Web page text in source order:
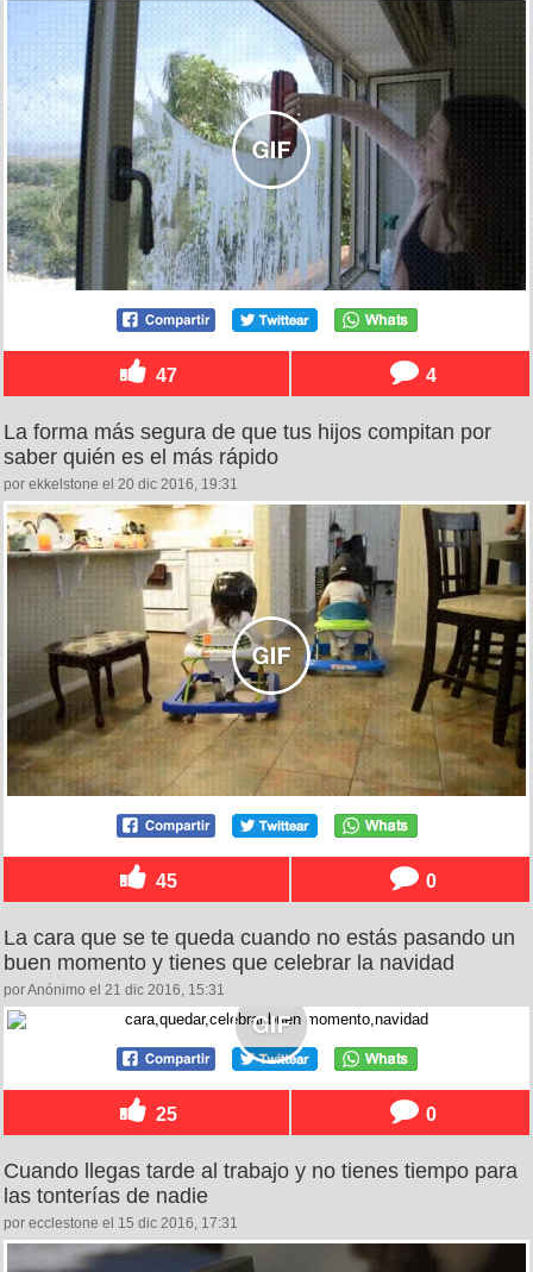
47 4
La forma más segura de que tus hijos compitan por
saber quién es el más rápido
por ekkelstone el 20 dic 2016, 19:31
45 0
La cara que se te queda cuando no estás pasando un
buen momento y tienes que celebrar la navidad
por Anónimo el 21 dic 2016, 15:31
25 0
Cuando llegas tarde al trabajo y no tienes tiempo para
las tonterías de nadie
por ecclestone el 15 dic 2016, 17:31